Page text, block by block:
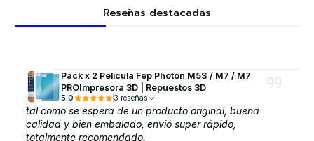
Reseñas destacadas
Pack x 2 Pelicula Fep Photon M5S / M7 / M7
PROImpresora 3D | Repuestos 3D
5.0 3 reseñas
tal como se espera de un producto original, buena
calidad y bien embalado, envió super rápido,
totalmente recomendado.